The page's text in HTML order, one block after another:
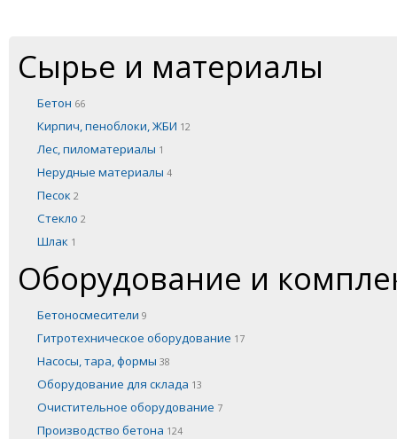
Сырье и материалы
Бетон 66
Кирпич, пеноблоки, ЖБИ 12
Лес, пиломатериалы 1
Нерудные материалы 4
Песок 2
Стекло 2
Шлак 1
Оборудование и
Бетоносмесители 9
Гитротехническое оборудование 17
Насосы, тара, формы 38
Оборудование для склада 13
Очистительное оборудование 7
Производство бетона 124